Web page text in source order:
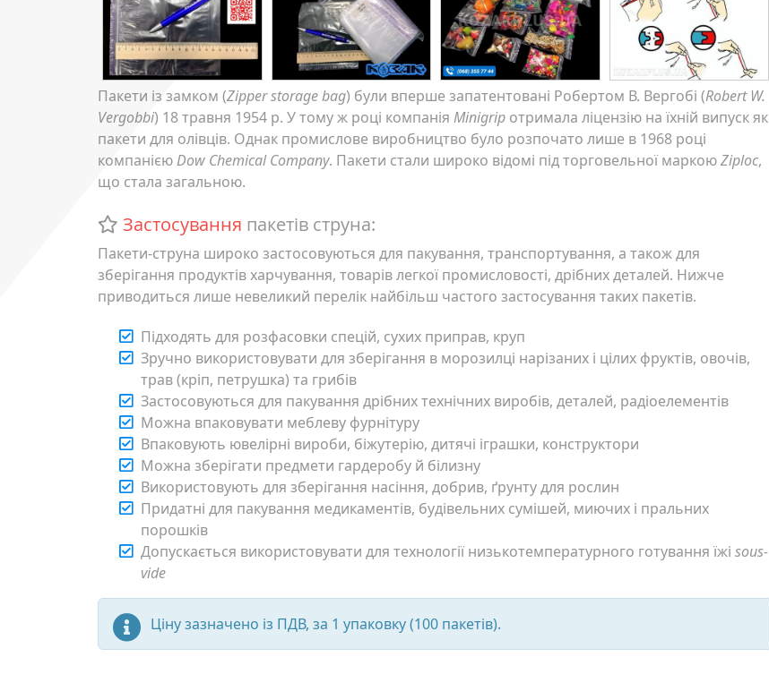
Пакети із замком (Zipper storage bag) були вперше запатентовані Робертом В. Вергобі (Robert W.
Vergobbi) 18 травня 1954 р. У тому ж році компанія Minigrip отримала ліцензію на їхній випуск як
пакети для олівців. Однак промислове виробництво було розпочато лише в 1968 році
компанієюDow Chemical Company. Пакети стали широко відомі під торговельної маркоюZiploc,
що стала загальною.
Застосування пакетів струна:
Пакети-струна широко застосовуються для пакування, транспортування, а також для
зберігання продуктів харчування, товарів легкої промисловості, дрібних деталей. Нижче
приводиться лише невеликий перелік найбільш частого застосування таких пакетів.
Підходять для розфасовки спецій, сухих приправ, круп
Зручно використовувати для зберігання в морозилці нарізаних і цілих фруктів, овочів,
трав (кріп, петрушка) та грибів
Застосовуються для пакування дрібних технічних виробів, деталей, радіоелементів
Можна впаковувати меблеву фурнітуру
Впаковують ювелірні вироби, біжутерію, дитячі іграшки, конструктори
Можна зберігати предмети гардеробу й білизну
Використовують для зберігання насіння, добрив, ґрунту для рослин
Придатні для пакування медикаментів, будівельних сумішей, миючих і пральних
порошків
Допускається використовувати для технології низькотемпературного готування їжі sous-
vide
Ціну зазначено із ПДВ, за 1 упаковку (100 пакетів).